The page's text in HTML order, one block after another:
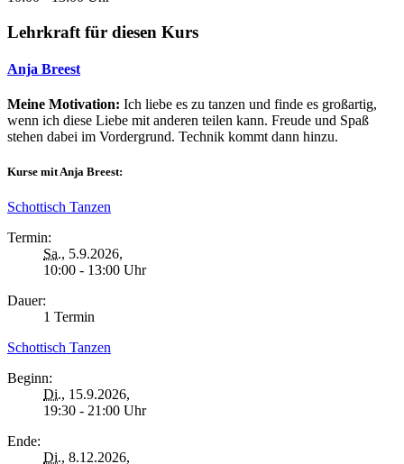
Lehrkraft für diesen Kurs
Anja Breest
Meine Motivation: Ich liebe es zu tanzen und finde es großartig,
wenn ich diese Liebe mit anderen teilen kann. Freude und Spaß
stehen dabei im Vordergrund. Technik kommt dann hinzu.
Kurse mit Anja Breest:
Schottisch Tanzen
Termin:
Sa., 5.9.2026,
10:00 - 13:00 Uhr
Dauer:
1 Termin
Schottisch Tanzen
Beginn:
Di., 15.9.2026,
19:30 - 21:00 Uhr
Ende:
Di., 8.12.2026,